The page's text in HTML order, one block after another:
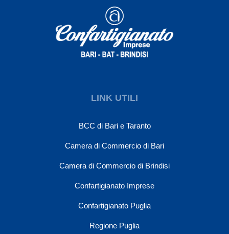
LINK UTILI
BCC di Bari e Taranto
Camera di Commercio di Bari
Camera di Commercio di Brindisi
Confartigianato Imprese
Confartigianato Puglia
Regione Puglia